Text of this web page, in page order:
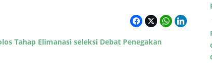
Tahap Elimanasi seleksi Debat Penegakan